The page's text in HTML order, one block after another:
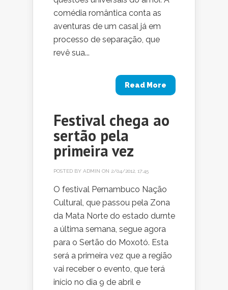
comédia romântica conta as
aventuras de um casal já em
processo de separação, que
revê sua...
Read More
Festival chega ao
sertão pela
primeira vez
POSTED BY ADMIN ON 2/04/2012, 17:45
O festival Pernambuco Nação
Cultural, que passou pela Zona
da Mata Norte do estado durnte
a última semana, segue agora
para o Sertão do Moxotó. Esta
será a primeira vez que a região
vai receber o evento, que terá
início no dia 9 de abril e